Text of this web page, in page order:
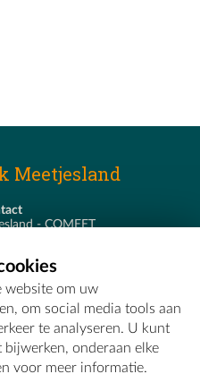
Meetjesland
- COMEET
75 96
website om uw
om social media tools aan
te analyseren. U kunt
onderaan elke
voor meer informatie.